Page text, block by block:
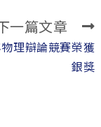
一篇文章
理辯論競賽榮獲
銀獎